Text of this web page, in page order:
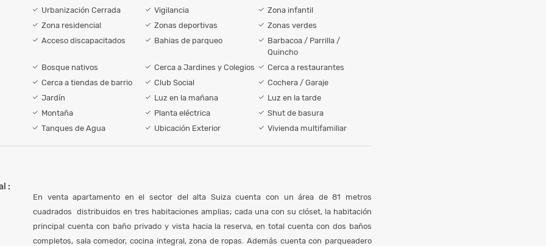
Urbanización Cerrada
Vigilancia
Zona infantil
Zona residencial
Zonas deportivas
Zonas verdes
Acceso discapacitados
Bahias de parqueo
Barbacoa / Parrilla /
Quincho
Bosque nativos
Cerca a Jardines y Colegios
Cerca a restaurantes
Cerca a tiendas de barrio
Club Social
Cochera / Garaje
Jardín
Luz en la mañana
Luz en la tarde
Montaña
Planta eléctrica
Shut de basura
Tanques de Agua
Ubicación Exterior Vivienda multifamiliar
:
En venta apartamento en el sector del alta Suiza cuenta con un área de 81 metros
cuadrados distribuidos en tres habitaciones amplias; cada una con su clóset, la habitación
principal cuenta con baño privado y vista hacia la reserva, en total cuenta con dos baños
completos, sala comedor, cocina integral, zona de ropas. Además cuenta con parqueadero